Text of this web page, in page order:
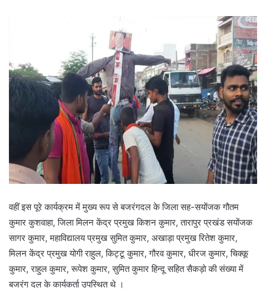
वहीं इस पूरे कार्यक्रम में मुख्य रूप से बजरंगदल के जिला सह-सयोंजक गौतम
कुमार कुशवाहा, जिला मिलन केंद्र प्रमुख किशन कुमार, तारापुर प्रखंड सयोंजक
सागर कुमार, महाविद्यालय प्रमुख सुमित कुमार, अखाड़ा प्रमुख रितेश कुमार,
मिलन केंद्र प्रमुख योगी राहुल, किट्टू कुमार, गौरव कुमार, धीरज कुमार, चिक्कू
कुमार, राहुल कुमार, रूपेश कुमार, सुमित कुमार हिन्दू सहित सैकड़ो की संख्या में
बजरंग दल के कार्यकर्ता उपस्थित थे ।